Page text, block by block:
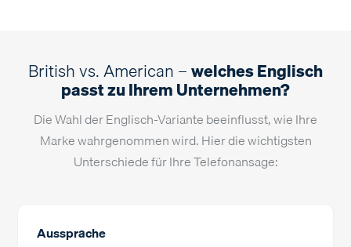
Sprecher uk-m-106 anfragen →
British vs. American –welches Englisch
passt zu Ihrem Unternehmen?
Die Wahl der Englisch-Variante beeinflusst, wie Ihre
Marke wahrgenommen wird. Hier die wichtigsten
Unterschiede für Ihre Telefonansage:
Aussprache